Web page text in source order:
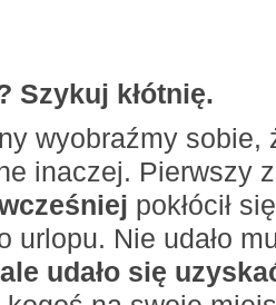
Szykuj kłótnię.
wyobraźmy sobie,
inaczej. Pierwszy
pokłócił
urlopu. Nie udało
ale udało się